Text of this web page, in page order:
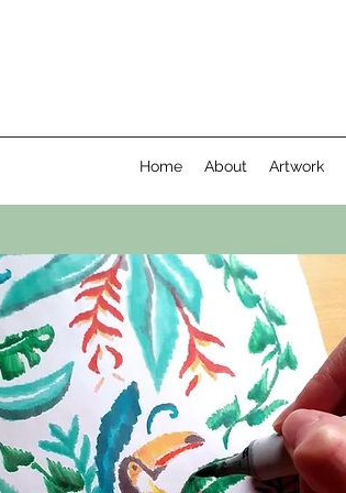
Home About Artwork